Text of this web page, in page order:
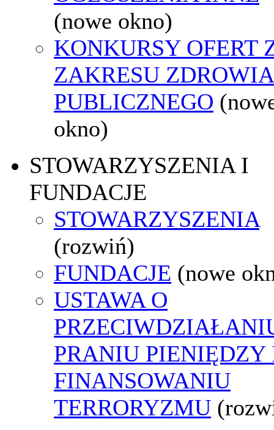
(nowe okno)
KONKURSY OFERT
ZAKRESU ZDROWIA
PUBLICZNEGO
okno)
STOWARZYSZENIA I
FUNDACJE
STOWARZYSZENIA
(rozwiń)
FUNDACJE (nowe
USTAWA O
PRANIU PIENIĘDZY
FINANSOWANIU
TERRORYZMU